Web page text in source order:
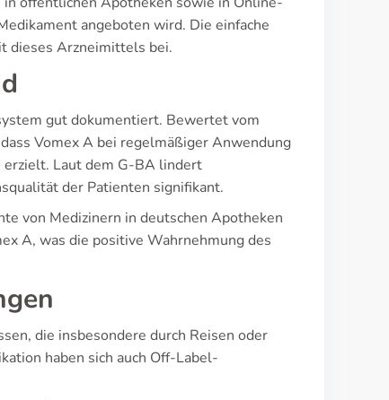
angeboten wird. Die einfache
dieses Arzneimittels bei.
gut dokumentiert. Bewertet vom
Vomex A bei regelmäßiger Anwendung
erzielt. Laut dem G-BA lindert
der Patienten signifikant.
von Medizinern in deutschen Apotheken
A, was die positive Wahrnehmung des
die insbesondere durch Reisen oder
haben sich auch Off-Label-